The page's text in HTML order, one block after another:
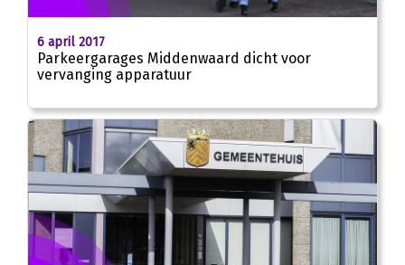
6 april 2017
Parkeergarages Middenwaard dicht voor
vervanging apparatuur